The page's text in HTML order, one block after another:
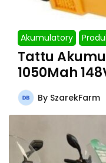
Akumulatory
Tattu
1050Mah
By SzarekFarm